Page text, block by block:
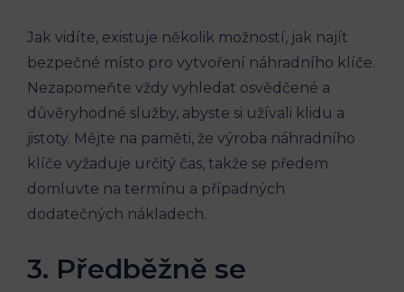
Jak vidíte, existuje několik možností, jak najít
bezpečné místo pro vytvoření náhradního‍ klíče.
Nezapomeňte vždy vyhledat osvědčené a ​
důvěryhodné služby, abyste si‌ užívali klidu ⁤a⁤
jistoty. Mějte​ na paměti, že výroba ​náhradního
klíče​ vyžaduje určitý čas, ⁤takže se předem
domluvte ⁤na⁤ termínu a případných
dodatečných nákladech.
3. Předběžně ⁢se